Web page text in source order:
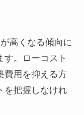
高くなる傾向に
す。ローコスト
費用を抑える方
を把握しなけれ